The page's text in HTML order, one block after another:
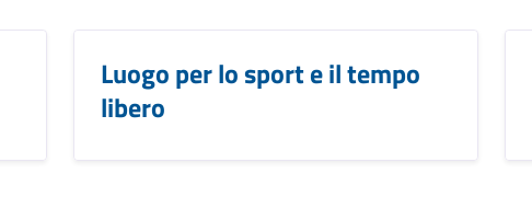
Luogo per lo sport e il tempo
libero